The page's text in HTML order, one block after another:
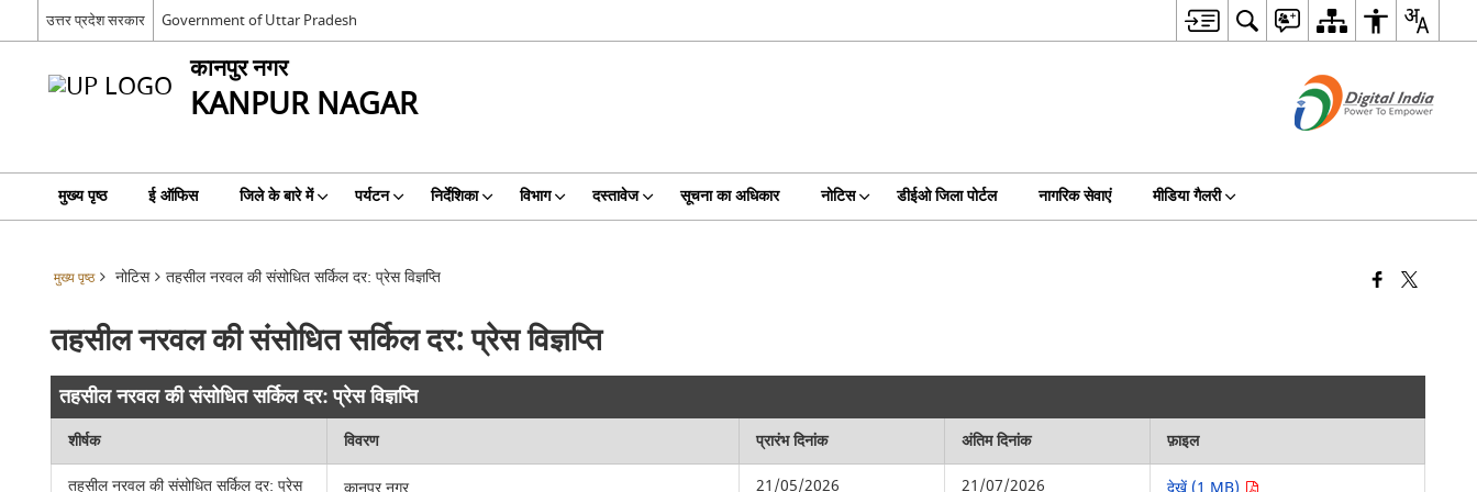
उत्तर प्रदेश सरकार Government of Uttar Pradesh
कानपुर नगर
KANPUR NAGAR
मुख्य पृष्ठ ई ऑफिस जिले के बारे में पर्यटन निर्देशिका विभाग दस्तावेज सूचना का अधिकार नोटिस डीईओ जिला पोर्टल नागरिक सेवाएं मीडिया गैलरी
मुख्य पृष्ठ नोटिस तहसील नरवल की संसोधित सर्किल दर: प्रेस विज्ञप्ति
तहसील नरवल की संसोधित सर्किल दर: प्रेस विज्ञप्ति
तहसील नरवल की संसोधित सर्किल दर: प्रेस विज्ञप्ति
शीर्षक विवरण प्रारंभ दिनांक अंतिम दिनांक
फ़ाइल
तहसील नरवल की संसोधित सर्किल दर: प्रेस
21/05/2026 21/07/2026